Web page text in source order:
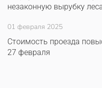
незаконную вырубку
01 февраля 2025
Стоимость проезда
27 февраля